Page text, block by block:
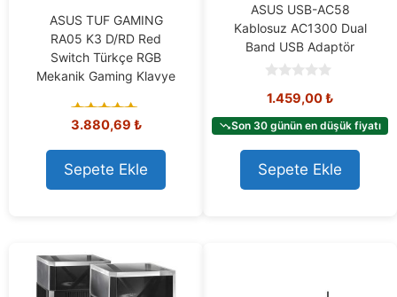
ASUS TUF GAMING
RA05 K3 D/RD Red
Switch Türkçe RGB
Mekanik Gaming Klavye
5.00
3.880,69 ₺
Sepete Ekle
ASUS USB-AC58
Kablosuz AC1300 Dual
Band USB Adaptör
o
t
o
f
5
1.459,00₺
Son 30 günün en düşük fiyatı
Sepete Ekle